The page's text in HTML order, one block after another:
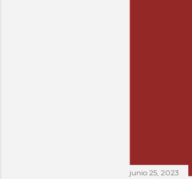
junio 25, 2023